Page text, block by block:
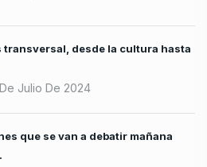
transversal, desde la cultura hasta
Julio De 2024
que se van a debatir mañana